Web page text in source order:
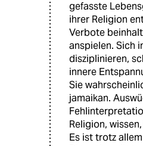
gefasste
ihrer Religion
Verbote
anspielen. Sich
disziplinieren,
innere
Sie
jamaikan.
Religion,
Es ist trotz